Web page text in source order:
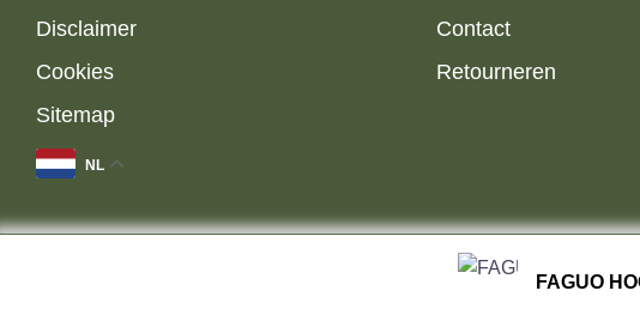
Disclaimer
Cookies
Sitemap
NL
Contact
Retourneren
FAGUO